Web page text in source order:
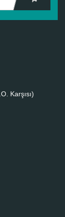
Karşısı)